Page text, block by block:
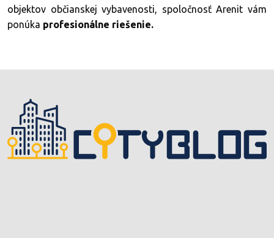
objektov občianskej vybavenosti, spoločnosť Arenit vám
ponúka profesionálne riešenie.